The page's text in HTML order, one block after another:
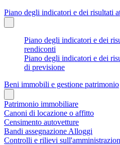
Piano degli indicatori e dei risultati
Piano degli indicatori e dei
rendiconti
Piano degli indicatori e dei
di previsione
Beni immobili e gestione patrimonio
Patrimonio immobiliare
Canoni di locazione o affitto
Censimento autovetture
Bandi assegnazione Alloggi
Controlli e rilievi